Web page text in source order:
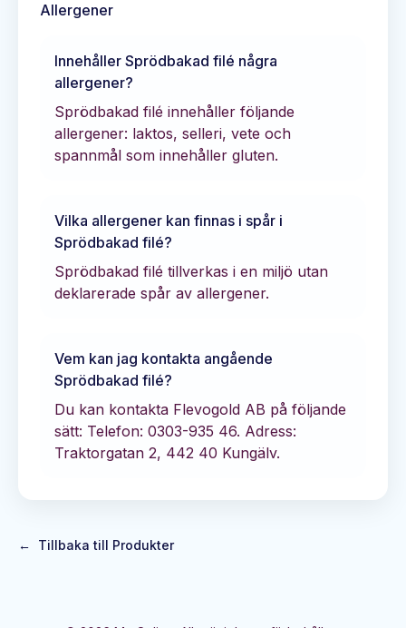
Allergener
Innehåller Sprödbakad filé några
allergener?
Sprödbakad filé innehåller följande
allergener: laktos, selleri, vete och
spannmål som innehåller gluten.
Vilka allergener kan finnas i spår i
Sprödbakad filé?
Sprödbakad filé tillverkas i en miljö utan
deklarerade spår av allergener.
Vem kan jag kontakta angående
Sprödbakad filé?
Du kan kontakta Flevogold AB på följande
sätt: Telefon: 0303-935 46. Adress:
Traktorgatan 2, 442 40 Kungälv.
← Tillbaka till Produkter